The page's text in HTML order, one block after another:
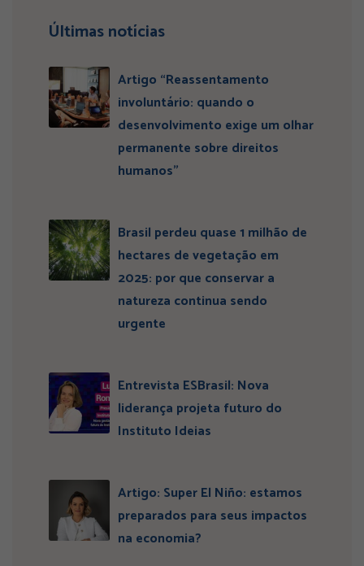
Últimas notícias
Artigo “Reassentamento
involuntário: quando o
desenvolvimento exige um olhar
permanente sobre direitos
humanos”
Brasil perdeu quase 1 milhão de
hectares de vegetação em
2025: por que conservar a
natureza continua sendo
urgente
Entrevista ESBrasil: Nova
liderança projeta futuro do
Instituto Ideias
Artigo: Super El Niño: estamos
preparados para seus impactos
na economia?